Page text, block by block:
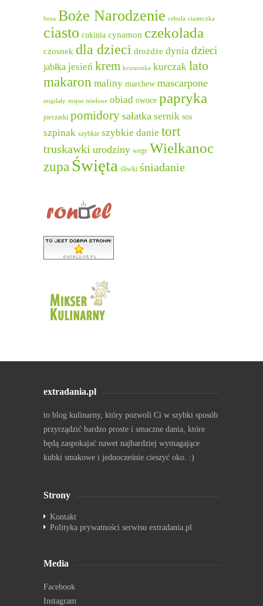
beza Boże Narodzenie cebula ciasteczka
ciasto cukinia cynamon czekolada
czosnek dla dzieci drożdże dynia dzieci
jabłka jesień krem kruszonka kurczak lato
makaron maliny marchew mascarpone
migdały mięso mielone obiad owoce papryka
pieczarki pomidory sałatka sernik sos
szpinak szybkie szybkie danie tort
truskawki urodziny wege Wielkanoc
zupa Święta śliwki śniadanie
extradania.pl
to blog kulinarny, który pozwoli Ci w szybki sposób
przyrządzić bardzo proste i smaczne dania, które
będą zaspokajać nawet najbardziej wymagające
kubki smakowe i jednocześnie cieszyć oko. :)
Strony
Kontakt
Polityka prywatności serwisu extradania.pl
Media
Facebook
Instagram